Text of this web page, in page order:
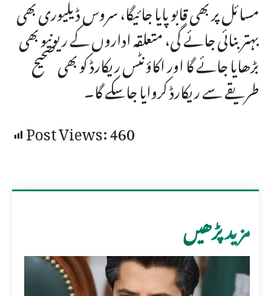
مسائل پر بھی قابو پایا جائیگا، سروس ڈیلیوری بھی
بہتر بنائی جائے گی، متعلقہ اداروں کے ریونیو بھی
بڑھایا جائے گا اور اکاؤنٹس ریکارڈ کو بھی صحیح
طریقے سے ریکارڈ کروایا جاسکے گا۔
Post Views:460
مزید پڑھیں